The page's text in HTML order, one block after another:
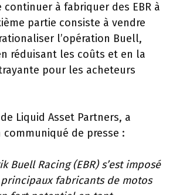
à fabriquer des EBR à
partie consiste à vendre
l’opération Buell,
réduisant les coûts et en la
pour les acheteurs
Liquid Asset Partners, a
de presse :
Buell Racing (EBR) s’est imposé
principaux fabricants de motos